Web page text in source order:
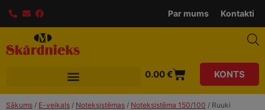
Par mums Kontakti
0.00€ KONTS
Sākums / E-veikals / Noteksistēmas / Noteksistēma 150/100 / Ruuki